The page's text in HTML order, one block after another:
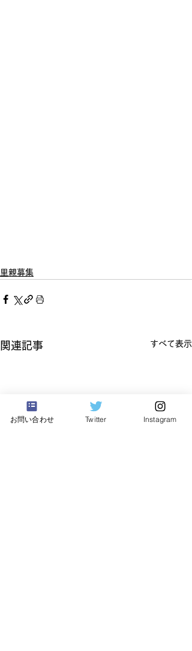
里親募集
関連記事 すべて表示
お問い合わせ Twitter Instagram